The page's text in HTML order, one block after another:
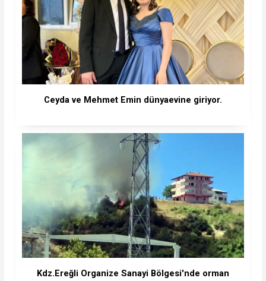
Ceyda ve Mehmet Emin dünyaevine giriyor.
Kdz.Ereğli Organize Sanayi Bölgesi'nde orman